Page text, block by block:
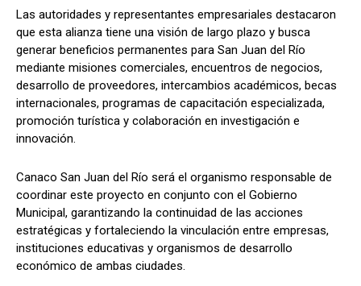
Las autoridades y representantes empresariales destacaron
que esta alianza tiene una visión de largo plazo y busca
generar beneficios permanentes para San Juan del Río
mediante misiones comerciales, encuentros de negocios,
desarrollo de proveedores, intercambios académicos, becas
internacionales, programas de capacitación especializada,
promoción turística y colaboración en investigación e
innovación.
Canaco San Juan del Río será el organismo responsable de
coordinar este proyecto en conjunto con el Gobierno
Municipal, garantizando la continuidad de las acciones
estratégicas y fortaleciendo la vinculación entre empresas,
instituciones educativas y organismos de desarrollo
económico de ambas ciudades.